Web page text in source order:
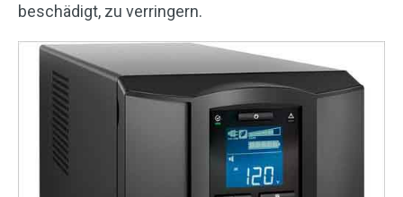
beschädigt, zu verringern.